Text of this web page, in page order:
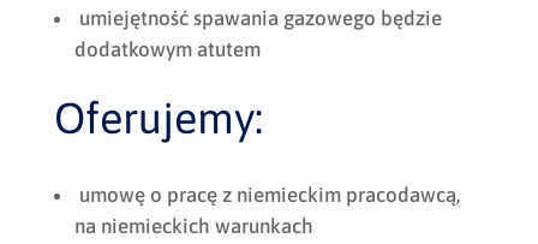
umiejętność spawania gazowego będzie
dodatkowym atutem
Oferujemy:
umowę o pracę z niemieckim pracodawcą,
na niemieckich warunkach